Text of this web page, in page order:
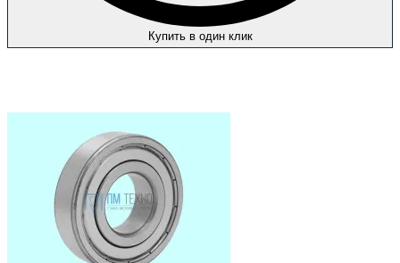
Купить в один клик